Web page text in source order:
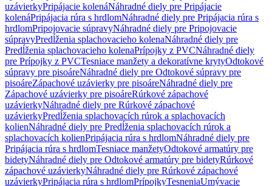
uzávierkyPripájacie kolenáNáhradné diely pre Pripájacie
kolenáPripájacia rúra s hrdlomNáhradné diely pre Pripájacia rúra s
hrdlomPripojovacie súpravyNáhradné diely pre Pripojovacie
súpravyPredĺženia splachovacieho kolenaNáhradné diely pre
Predĺženia splachovacieho kolenaPrípojky z PVCNáhradné diely
pre Prípojky z PVCTesniace manžety a dekoratívne krytyOdtokové
súpravy pre pisoáreNáhradné diely pre Odtokové súpravy pre
pisoáreZápachové uzávierky pre pisoáreNáhradné diely pre
Zápachové uzávierky pre pisoáreRúrkové zápachové
uzávierkyNáhradné diely pre Rúrkové zápachové
uzávierkyPredĺženia splachovacích rúrok a splachovacích
kolienNáhradné diely pre Predĺženia splachovacích rúrok a
splachovacích kolienPripájacia rúra s hrdlomNáhradné diely pre
Pripájacia rúra s hrdlomTesniace manžetyOdtokové armatúry pre
bidetyNáhradné diely pre Odtokové armatúry pre bidetyRúrkové
zápachové uzávierkyNáhradné diely pre Rúrkové zápachové
uzávierkyPripájacia rúra s hrdlomPrípojkyTesneniaUmývacie